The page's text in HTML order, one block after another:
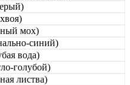
мох)
синий)
вода)
голубой)
листва)